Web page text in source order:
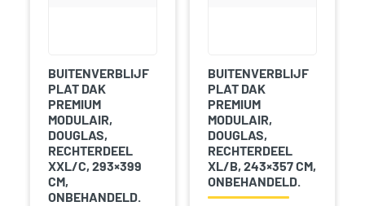
BUITENVERBLIJF
PLAT DAK
PREMIUM
MODULAIR,
DOUGLAS,
RECHTERDEEL
XXL/C, 293×399
CM,
ONBEHANDELD.
BUITENVERBLIJF
PLAT DAK
PREMIUM
MODULAIR,
DOUGLAS,
RECHTERDEEL
XL/B, 243×357 CM,
ONBEHANDELD.